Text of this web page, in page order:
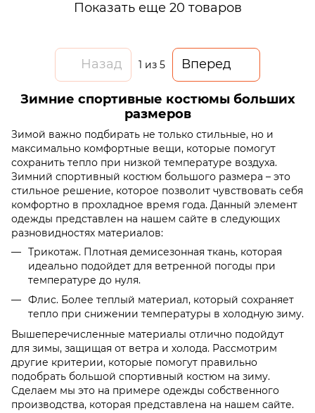
Показать еще 20 товаров
Назад 1 из 5 Вперед
Зимние спортивные костюмы больших
размеров
Зимой важно подбирать не только стильные, но и
максимально комфортные вещи, которые помогут
сохранить тепло при низкой температуре воздуха.
Зимний спортивный костюм большого размера – это
стильное решение, которое позволит чувствовать себя
комфортно в прохладное время года. Данный элемент
одежды представлен на нашем сайте в следующих
разновидностях материалов:
Трикотаж. Плотная демисезонная ткань, которая
идеально подойдет для ветренной погоды при
температуре до нуля.
Флис. Более теплый материал, который сохраняет
тепло при снижении температуры в холодную зиму.
Вышеперечисленные материалы отлично подойдут
для зимы, защищая от ветра и холода. Рассмотрим
другие критерии, которые помогут правильно
подобрать большой спортивный костюм на зиму.
Сделаем мы это на примере одежды собственного
производства, которая представлена на нашем сайте.